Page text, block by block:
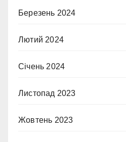
Березень 2024
Лютий 2024
Січень 2024
Листопад 2023
Жовтень 2023